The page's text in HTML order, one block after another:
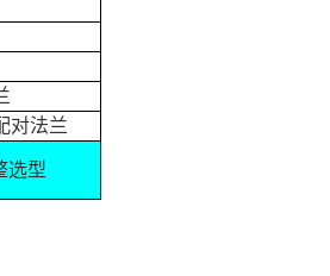
对法兰
选型